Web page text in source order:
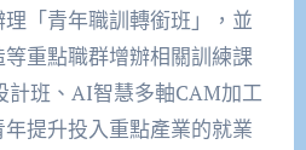
「青年職訓轉銜班」，並
重點職群增辦相關訓練課
計班、AI智慧多軸CAM加工
提升投入重點產業的就業